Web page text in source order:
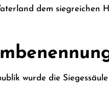
dem siegreichen
wurde die